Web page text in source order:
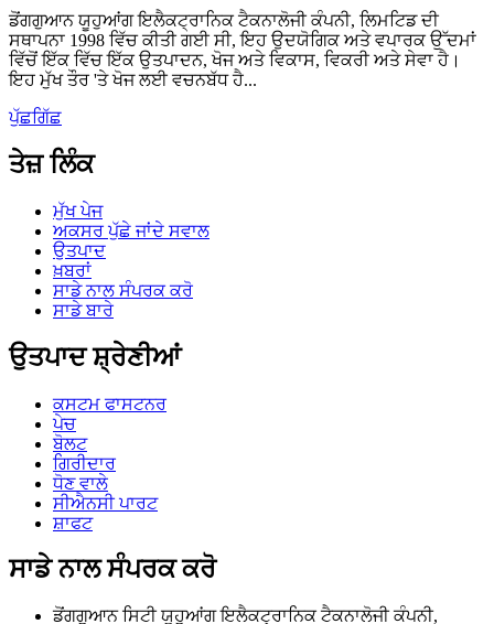
ਡੋਂਗਗੁਆਨ ਯੂਹੁਆਂਗ ਇਲੈਕਟ੍ਰਾਨਿਕ ਟੈਕਨਾਲੋਜੀ ਕੰਪਨੀ, ਲਿਮਟਿਡ ਦੀ
ਸਥਾਪਨਾ 1998 ਵਿੱਚ ਕੀਤੀ ਗਈ ਸੀ, ਇਹ ਉਦਯੋਗਿਕ ਅਤੇ ਵਪਾਰਕ ਉੱਦਮਾਂ
ਵਿੱਚੋਂ ਇੱਕ ਵਿੱਚ ਇੱਕ ਉਤਪਾਦਨ, ਖੋਜ ਅਤੇ ਵਿਕਾਸ, ਵਿਕਰੀ ਅਤੇ ਸੇਵਾ ਹੈ।
ਇਹ ਮੁੱਖ ਤੌਰ 'ਤੇ ਖੋਜ ਲਈ ਵਚਨਬੱਧ ਹੈ...
ਪੁੱਛਗਿੱਛ
ਤੇਜ਼ ਲਿੰਕ
ਮੁੱਖ ਪੇਜ
ਅਕਸਰ ਪੁੱਛੇ ਜਾਂਦੇ ਸਵਾਲ
ਉਤਪਾਦ
ਖ਼ਬਰਾਂ
ਸਾਡੇ ਨਾਲ ਸੰਪਰਕ ਕਰੋ
ਸਾਡੇ ਬਾਰੇ
ਉਤਪਾਦ ਸ਼੍ਰੇਣੀਆਂ
ਕਸਟਮ ਫਾਸਟਨਰ
ਪੇਚ
ਬੋਲਟ
ਗਿਰੀਦਾਰ
ਧੋਣ ਵਾਲੇ
ਸੀਐਨਸੀ ਪਾਰਟ
ਸ਼ਾਫਟ
ਸਾਡੇ ਨਾਲ ਸੰਪਰਕ ਕਰੋ
ਡੋਂਗਗੁਆਨ ਸਿਟੀ ਯੂਹੁਆਂਗ ਇਲੈਕਟ੍ਰਾਨਿਕ ਟੈਕਨਾਲੋਜੀ ਕੰਪਨੀ,